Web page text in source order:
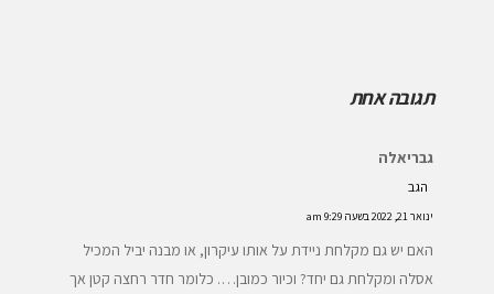
תגובה אחת
גבריאלה
הגב
ינואר 21, 2022 בשעה 9:29 am
האם יש גם מקלחת ניידת על אותו עיקרון, או מבנה יביל המכיל
אסלה ומקלחת גם יחד? וכיור כמובן…. כלומר חדר רחצה קטן אך